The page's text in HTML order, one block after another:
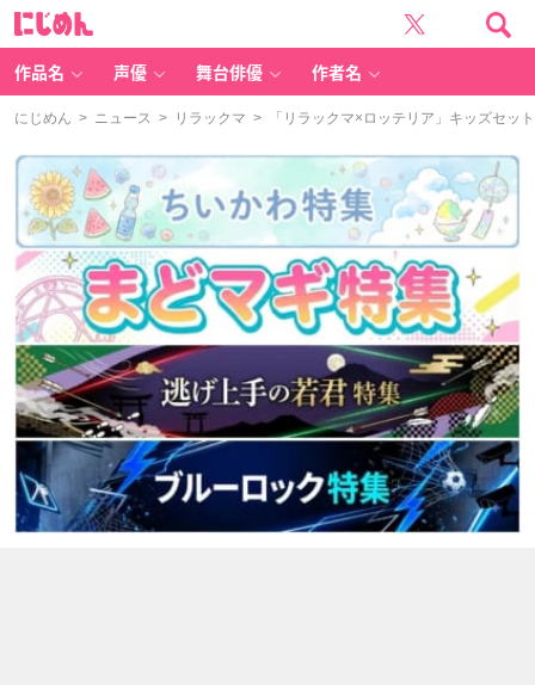
作品名 声優 舞台俳優 作者名
にじめん > ニュース > リラックマ > 「リラックマ×ロッテリア」キッズセッ